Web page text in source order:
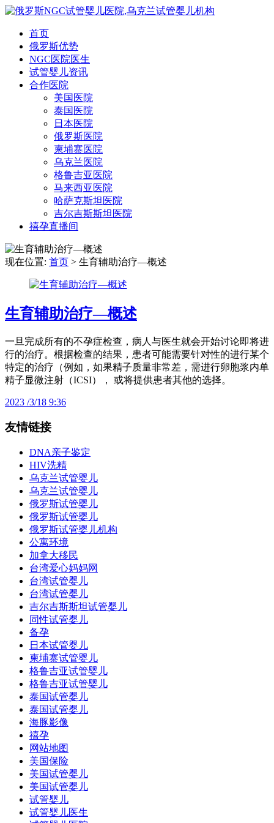
首页
俄罗斯优势
NGC医院医生
试管婴儿资讯
合作医院
美国医院
泰国医院
日本医院
俄罗斯医院
柬埔寨医院
乌克兰医院
格鲁吉亚医院
马来西亚医院
哈萨克斯坦医院
吉尔吉斯斯坦医院
禧孕直播间
现在位置: 首页 > 生育辅助治疗—概述
生育辅助治疗—概述
一旦完成所有的不孕症检查，病人与医生就会开始讨论即将进
行的治疗。根据检查的结果，患者可能需要针对性的进行某个
特定的治疗（例如，如果精子质量非常差，需进行卵胞浆内单
精子显微注射（ICSI）， 或将提供患者其他的选择。
2023 /3/18 9:36
友情链接
DNA亲子鉴定
HIV洗精
乌克兰试管婴儿
乌克兰试管婴儿
俄罗斯试管婴儿
俄罗斯试管婴儿
俄罗斯试管婴儿机构
公寓环境
加拿大移民
台湾爱心妈妈网
台湾试管婴儿
台湾试管婴儿
吉尔吉斯斯坦试管婴儿
同性试管婴儿
备孕
日本试管婴儿
柬埔寨试管婴儿
格鲁吉亚试管婴儿
格鲁吉亚试管婴儿
泰国试管婴儿
泰国试管婴儿
海豚影像
禧孕
网站地图
美国保险
美国试管婴儿
美国试管婴儿
试管婴儿
试管婴儿医生